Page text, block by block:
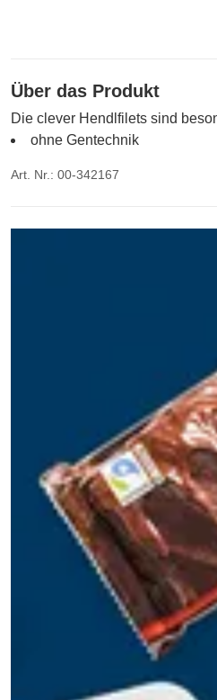
Über das Produkt
Die clever Hendlfilets sind
ohne Gentechnik
Art. Nr.: 00-342167